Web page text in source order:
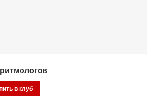
в клуб